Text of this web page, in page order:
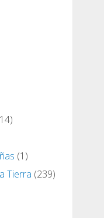
(1)
Tierra (239)